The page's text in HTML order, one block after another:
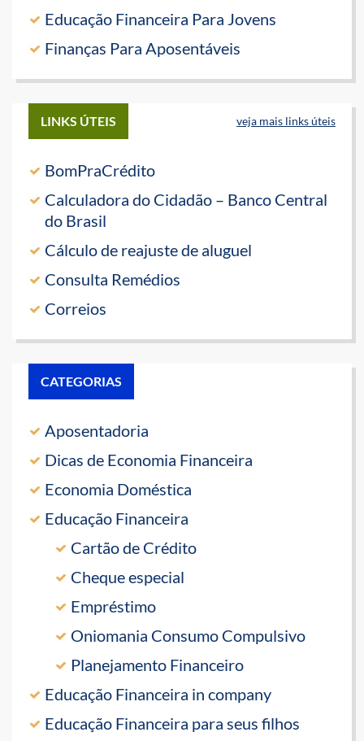
Educação Financeira Para Jovens
Finanças Para Aposentáveis
LINKS ÚTEIS veja mais links úteis
BomPraCrédito
Calculadora do Cidadão – Banco Central
do Brasil
Cálculo de reajuste de aluguel
Consulta Remédios
Correios
CATEGORIAS
Aposentadoria
Dicas de Economia Financeira
Economia Doméstica
Educação Financeira
Cartão de Crédito
Cheque especial
Empréstimo
Oniomania Consumo Compulsivo
Planejamento Financeiro
Educação Financeira in company
Educação Financeira para seus filhos